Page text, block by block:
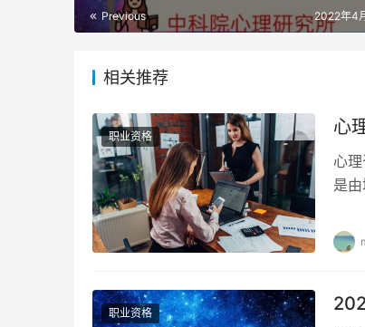
费用一般是3000-5000元，地区不一样，
心理咨询师报名流程
心理咨询师考试一年2次，分别是5月份
单选250个，多选50个。但是涵盖的内容
等，考试不难，教材资料多学习多记忆，
解他人。或者是工作需要，单位组织考试。
心理咨询师考试内容和题型
现在心理咨询师证书没有二级、三级的区
格。以前的二级三级心理咨询师资格证是
Previous 2022年4
相关推荐
职业资格 心
心
是
职业资格